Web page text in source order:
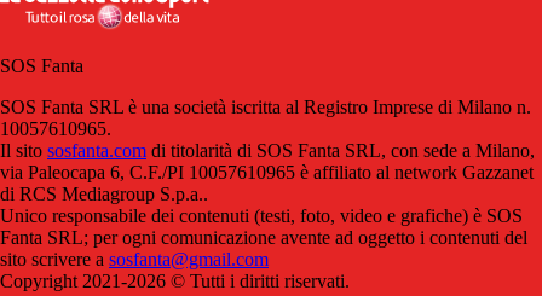
SOS Fanta
SOS Fanta SRL è una società iscritta al Registro Imprese di Milano n.
10057610965.
Il sito sosfanta.com di titolarità di SOS Fanta SRL, con sede a Milano,
via Paleocapa 6, C.F./PI 10057610965 è affiliato al network Gazzanet
di RCS Mediagroup S.p.a..
Unico responsabile dei contenuti (testi, foto, video e grafiche) è SOS
Fanta SRL; per ogni comunicazione avente ad oggetto i contenuti del
sito scrivere a sosfanta@gmail.com
Copyright 2021-2026 © Tutti i diritti riservati.